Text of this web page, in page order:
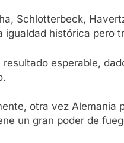
Schlotterbeck,
igualdad histórica pero
resultado esperable,
otra vez Alemania
un gran poder de